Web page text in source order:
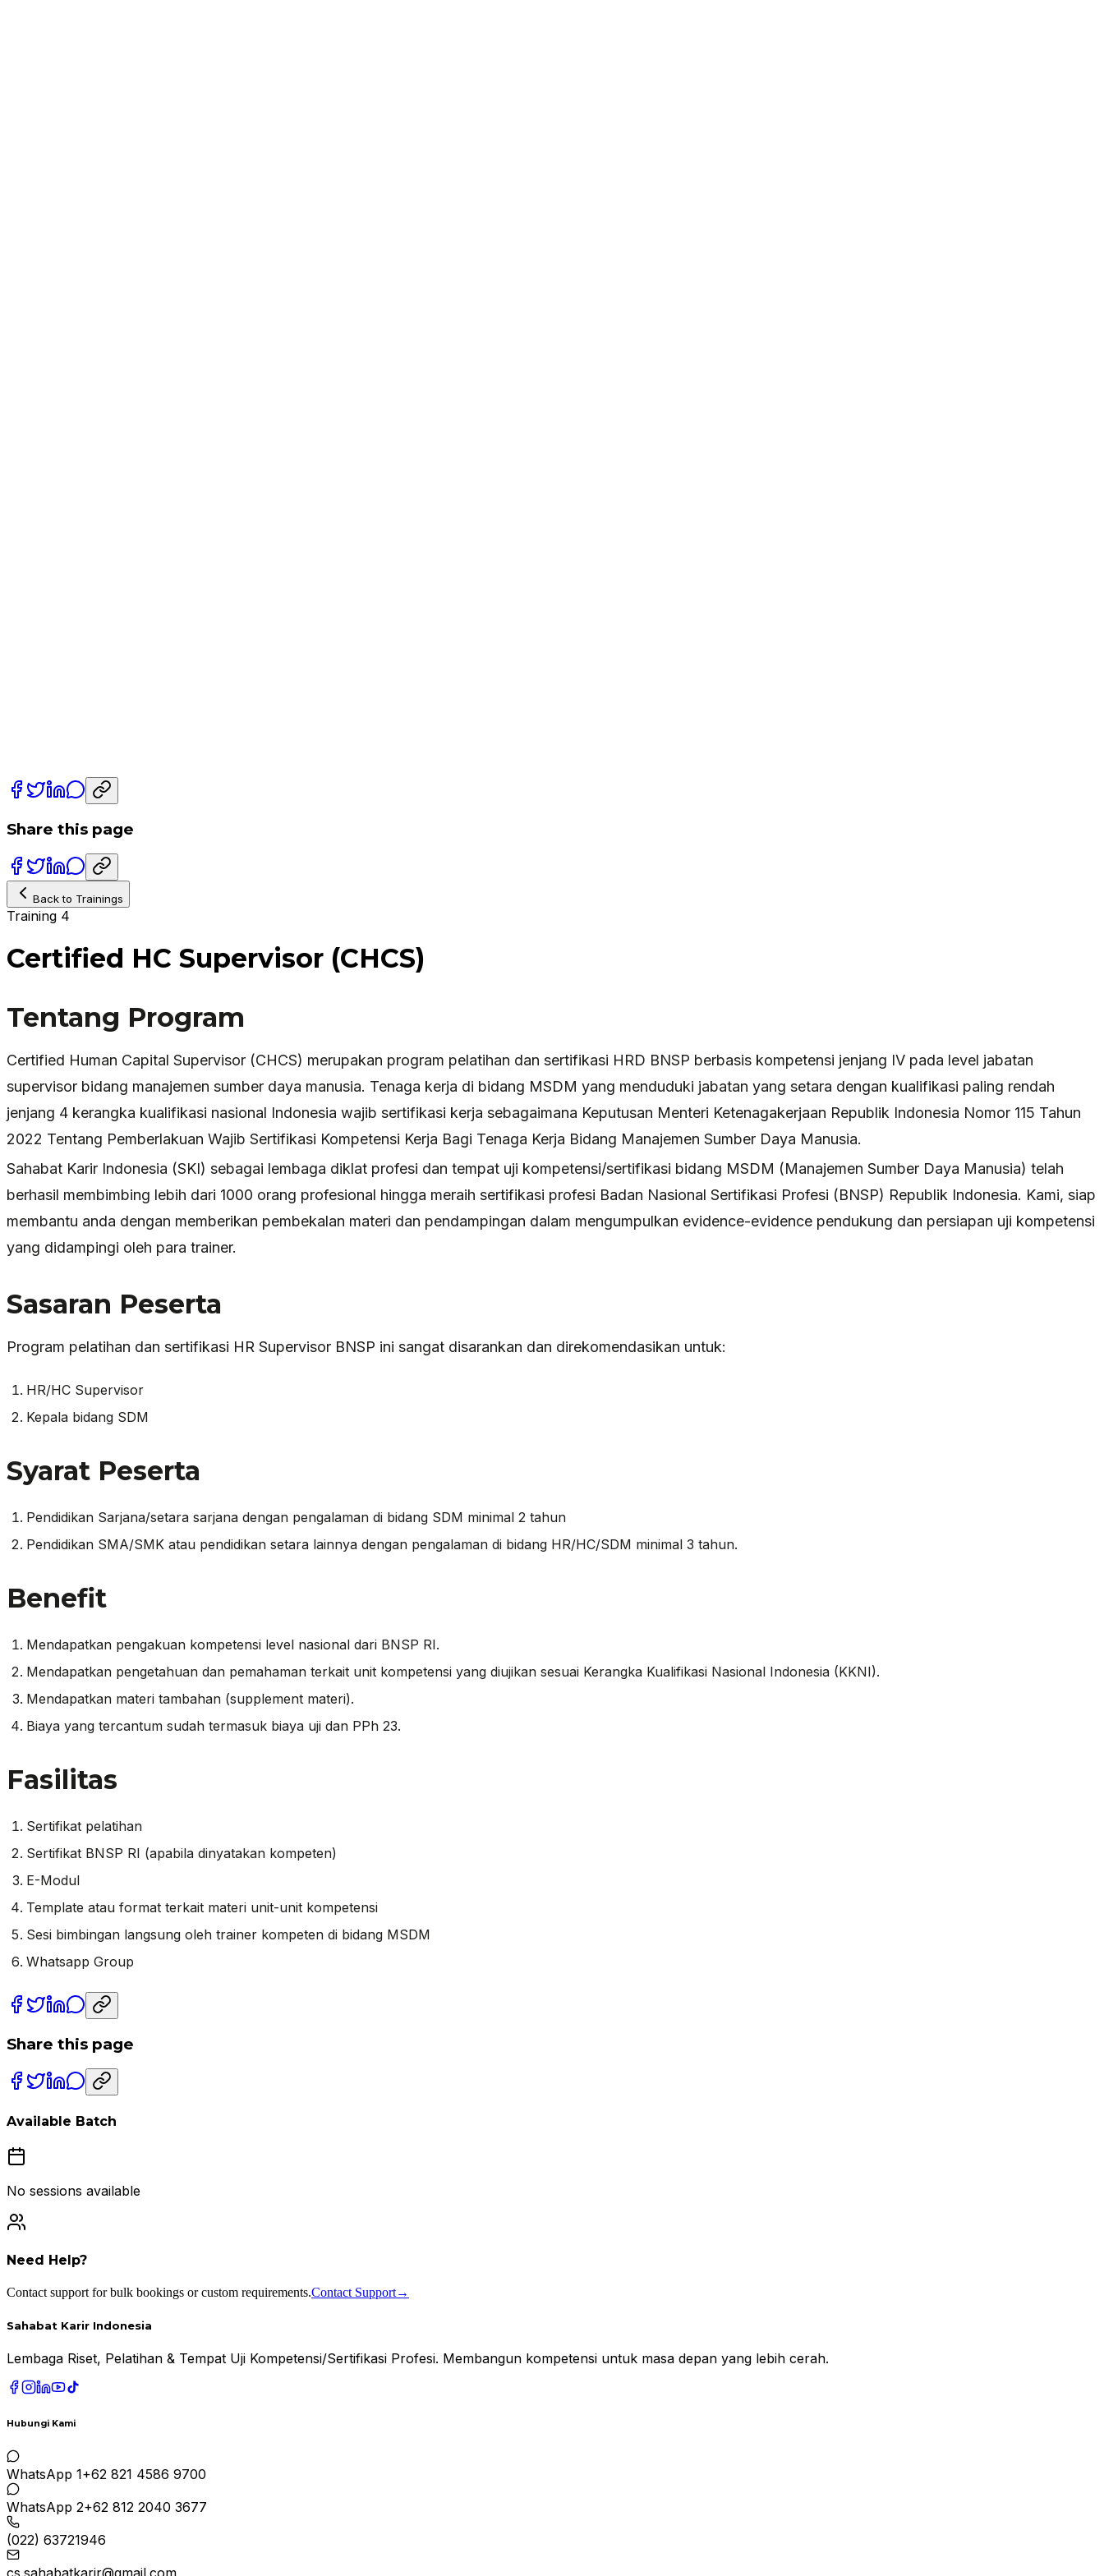
Share this page
Back to Trainings
Training 4
Certified HC Supervisor (CHCS)
Tentang Program
Certified Human Capital Supervisor (CHCS) merupakan program pelatihan dan sertifikasi HRD BNSP berbasis kompetensi jenjang IV pada level jabatan
supervisor bidang manajemen sumber daya manusia. Tenaga kerja di bidang MSDM yang menduduki jabatan yang setara dengan kualifikasi paling rendah
jenjang 4 kerangka kualifikasi nasional Indonesia wajib sertifikasi kerja sebagaimana Keputusan Menteri Ketenagakerjaan Republik Indonesia Nomor 115 Tahun
2022 Tentang Pemberlakuan Wajib Sertifikasi Kompetensi Kerja Bagi Tenaga Kerja Bidang Manajemen Sumber Daya Manusia.
Sahabat Karir Indonesia (SKI) sebagai lembaga diklat profesi dan tempat uji kompetensi/sertifikasi bidang MSDM (Manajemen Sumber Daya Manusia) telah
berhasil membimbing lebih dari 1000 orang profesional hingga meraih sertifikasi profesi Badan Nasional Sertifikasi Profesi (BNSP) Republik Indonesia. Kami, siap
membantu anda dengan memberikan pembekalan materi dan pendampingan dalam mengumpulkan evidence-evidence pendukung dan persiapan uji kompetensi
yang didampingi oleh para trainer.
Sasaran Peserta
Program pelatihan dan sertifikasi HR Supervisor BNSP ini sangat disarankan dan direkomendasikan untuk:
HR/HC Supervisor
Kepala bidang SDM
Syarat Peserta
Pendidikan Sarjana/setara sarjana dengan pengalaman di bidang SDM minimal 2 tahun
Pendidikan SMA/SMK atau pendidikan setara lainnya dengan pengalaman di bidang HR/HC/SDM minimal 3 tahun.
Benefit
Mendapatkan pengakuan kompetensi level nasional dari BNSP RI.
Mendapatkan pengetahuan dan pemahaman terkait unit kompetensi yang diujikan sesuai Kerangka Kualifikasi Nasional Indonesia (KKNI).
Mendapatkan materi tambahan (supplement materi).
Biaya yang tercantum sudah termasuk biaya uji dan PPh 23.
Fasilitas
Sertifikat pelatihan
Sertifikat BNSP RI (apabila dinyatakan kompeten)
E-Modul
Template atau format terkait materi unit-unit kompetensi
Sesi bimbingan langsung oleh trainer kompeten di bidang MSDM
Whatsapp Group
Share this page
Available Batch
No sessions available
Need Help?
Contact support for bulk bookings or custom requirements.Contact Support→
Sahabat Karir Indonesia
Lembaga Riset, Pelatihan & Tempat Uji Kompetensi/Sertifikasi Profesi. Membangun kompetensi untuk masa depan yang lebih cerah.
Hubungi Kami
WhatsApp 1+62 821 4586 9700
WhatsApp 2+62 812 2040 3677
(022) 63721946
cs.sahabatkarir@gmail.com